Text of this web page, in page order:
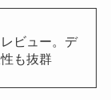
ビュー。デ
も抜群